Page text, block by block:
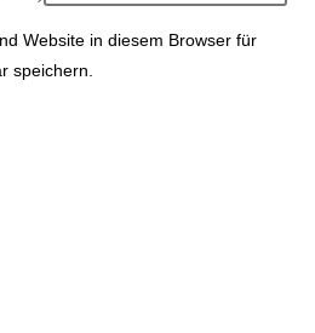
Website in diesem Browser für
speichern.